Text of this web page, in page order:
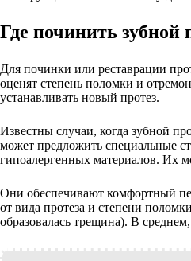
Где починить зубной
Для починки или реставрации
оценят степень поломки и
устанавливать новый протез.
Известны случаи, когда зубной
может предложить специальные
гипоалергенных материалов. Их
Они обеспечивают комфортный
от вида протеза и степени
образовалась трещина). В